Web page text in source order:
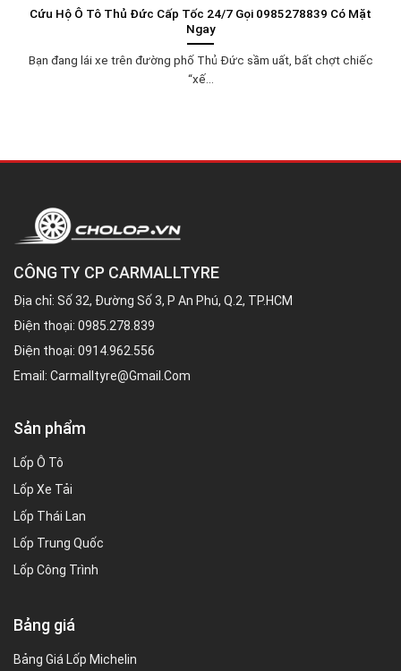
Cứu Hộ Ô Tô Thủ Đức Cấp Tốc 24/7 Gọi 0985278839 Có Mặt
Ngay
Bạn đang lái xe trên đường phố Thủ Đức sầm uất, bất chợt chiếc
“xế...
CÔNG TY CP CARMALLTYRE
Địa chỉ: Số 32, Đường Số 3, P An Phú, Q.2, TP.HCM
Điện thoại: 0985.278.839
Điện thoại: 0914.962.556
Email: Carmalltyre@gmail.com
Sản phẩm
Lốp Ô Tô
Lốp Xe Tải
Lốp Thái Lan
Lốp Trung Quốc
Lốp Công Trình
Bảng giá
Bảng Giá Lốp Michelin